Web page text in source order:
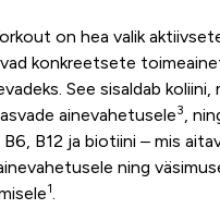
on hea valik
konkreetsete
See sisaldab koliini,
ainevahetusele3
,
B12 ja biotiini – mis
ning
1